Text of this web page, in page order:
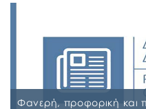
ΑΣΦΑΛΕΙΕΣ 2026-2027
ΠΑΡΑΡΤΗΜΑ Α’ ΜΕΛΕΤΗ
2026-2027 09-07-2026
ΠΕΡΙΛΗΨΗ ΔΙΑΚΗΡΥΞΗΣ
Φανερή, προφορική και